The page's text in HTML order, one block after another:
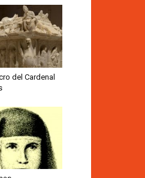
del Cardenal